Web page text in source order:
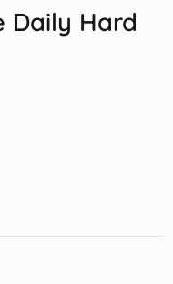
13x21cm
279 kr/st
Daily Hard